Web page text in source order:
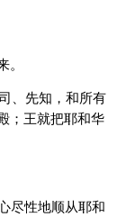
、先知，和所有
；王就把耶和华
尽性地顺从耶和